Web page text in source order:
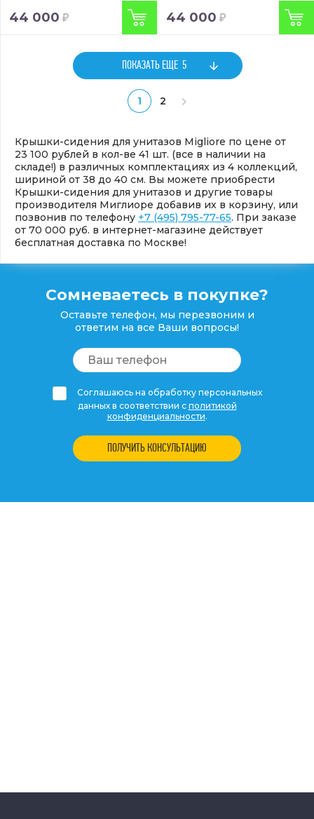
44 000 44 000
ПОКАЗАТЬ ЕЩЕ 5
1 2
Крышки-сидения для унитазов Migliore по цене от
23 100 рублей в кол-ве 41 шт. (все в наличии на
складе!) в различных комплектациях из 4 коллекций,
шириной от 38 до 40 см. Вы можете приобрести
Крышки-сидения для унитазов и другие товары
производителя Миглиоре добавив их в корзину, или
позвонив по телефону +7 (495) 795-77-65. При заказе
от 70 000 руб. в интернет-магазине действует
бесплатная доставка по Москве!
Сомневаетесь в покупке?
Оставьте телефон, мы перезвоним и
ответим на все Ваши вопросы!
Соглашаюсь на обработку персональных
данных в соответствии с политикой
конфиденциальности.
ПОЛУЧИТЬ КОНСУЛЬТАЦИЮ